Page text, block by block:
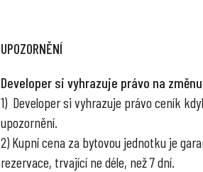
UPOZORNĚNÍ
Developer si vyhrazuje právo na
1) Developer si vyhrazuje právo ceník
upozornění.
2) Kupní cena za bytovou jednotku je
rezervace, trvající ne déle, než 7 dní.